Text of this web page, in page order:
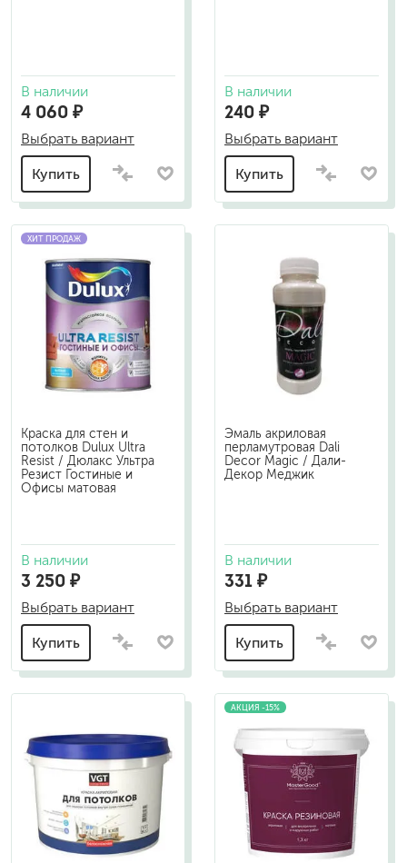
В наличии
4 060 ₽
Выбрать вариант
Купить
В наличии
240 ₽
Выбрать вариант
Купить
ХИТ ПРОДАЖ
Краска для стен и
потолков Dulux Ultra
Resist / Дюлакс Ультра
Резист Гостиные и
Офисы матовая
В наличии
3 250 ₽
Выбрать вариант
Купить
Эмаль акриловая
перламутровая Dali
Decor Magic / Дали-
Декор Меджик
В наличии
331 ₽
Выбрать вариант
Купить
АКЦИЯ -15%